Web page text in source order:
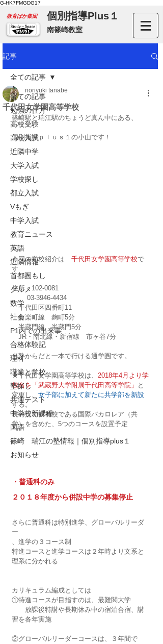
G-HK7FMGDG17
​教育ばか集団 個別指導Plus１
南篠崎教室
記事
全ての記事
勉強の仕方
高校受験
高校入試
近隣中学
大学入試
学校探し
都立入試
Vもぎ
中学入試
教育ニュース
英語
近隣情報
首都圏もし
グルメ
数学
社会
P1内での出来事
合格体験記
理科
職業と学校
塾探し
共通テスト
中学校新課程
国語
篠崎 瑞江の塾情報｜個別指導plus１
お知らせ
全ての記事
千代田女学園高等学校
noriyuki tanabe
篠崎駅と瑞江駅のちょうど真ん中にある、
個別指導ｐｌｕｓ１の小山です！
今回の学校紹介は 千代田女学園高等学校で
す
住所：102-0081
03-3946-4434
千代田区四番町11
有楽町線　麹町5分
半蔵門線　半蔵門5分
JR・南北線・新宿線　市ヶ谷7分
当塾からだと一本で行ける通学圏です。
★千代田女学園高等学校は、 2018年4月より学
校名を「武蔵野大学附属千代田高等学院」 と
変更し、 女子部に加えて新たに共学部を新設
する。
現時点で候補校である国際バカロレア（共
学）を含めた、5つのコースを設置予定
・普通科のみ
２０１８年度から併設中学の募集停止
さらに普通科は特別進学、グローバルリーダ
ー
、進学の３コース制
特進コースと進学コースは２年時より文系と
理系に分かれる
カリキュラム編成としては
①特進コースが目指すのは、最難関大学
放課後特講や長期休み中の宿泊合宿、講
習を各年実施
②グローバルリーダーコースは、３年間で